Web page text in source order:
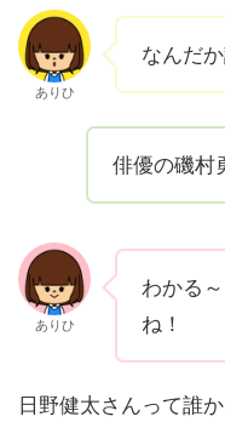
ありひ
なんだ
俳優の磯村
ありひ
わかる
ね！
日野健太さんって誰